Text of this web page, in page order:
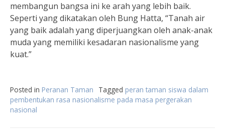
membangun bangsa ini ke arah yang lebih baik.
Seperti yang dikatakan oleh Bung Hatta, “Tanah air
yang baik adalah yang diperjuangkan oleh anak-anak
muda yang memiliki kesadaran nasionalisme yang
kuat.”
Posted in Peranan Taman Tagged peran taman siswa dalam
pembentukan rasa nasionalisme pada masa pergerakan
nasional